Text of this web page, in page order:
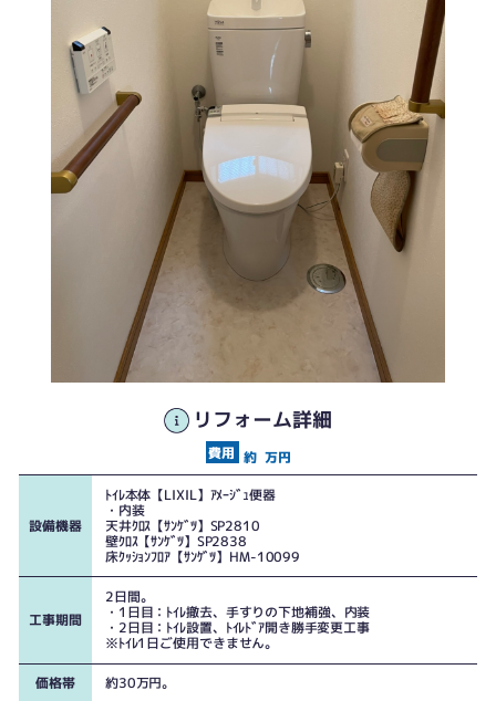
リフォーム詳細
約 万円
設備機器
ﾄｲﾚ本体【LIXIL】ｱﾒｰｼﾞｭ便器
・内装
天井ｸﾛｽ【ｻﾝｹﾞﾂ】SP2810
壁ｸﾛｽ【ｻﾝｹﾞﾂ】SP2838
床ｸｯｼｮﾝﾌﾛｱ【ｻﾝｹﾞﾂ】HM-10099
工事期間
2日間。
・1日目：ﾄｲﾚ撤去、手すりの下地補強、内装
・2日目：ﾄｲﾚ設置、ﾄｲﾚﾄﾞｱ開き勝手変更工事
※ﾄｲﾚ1日ご使用できません。
価格帯 約30万円。